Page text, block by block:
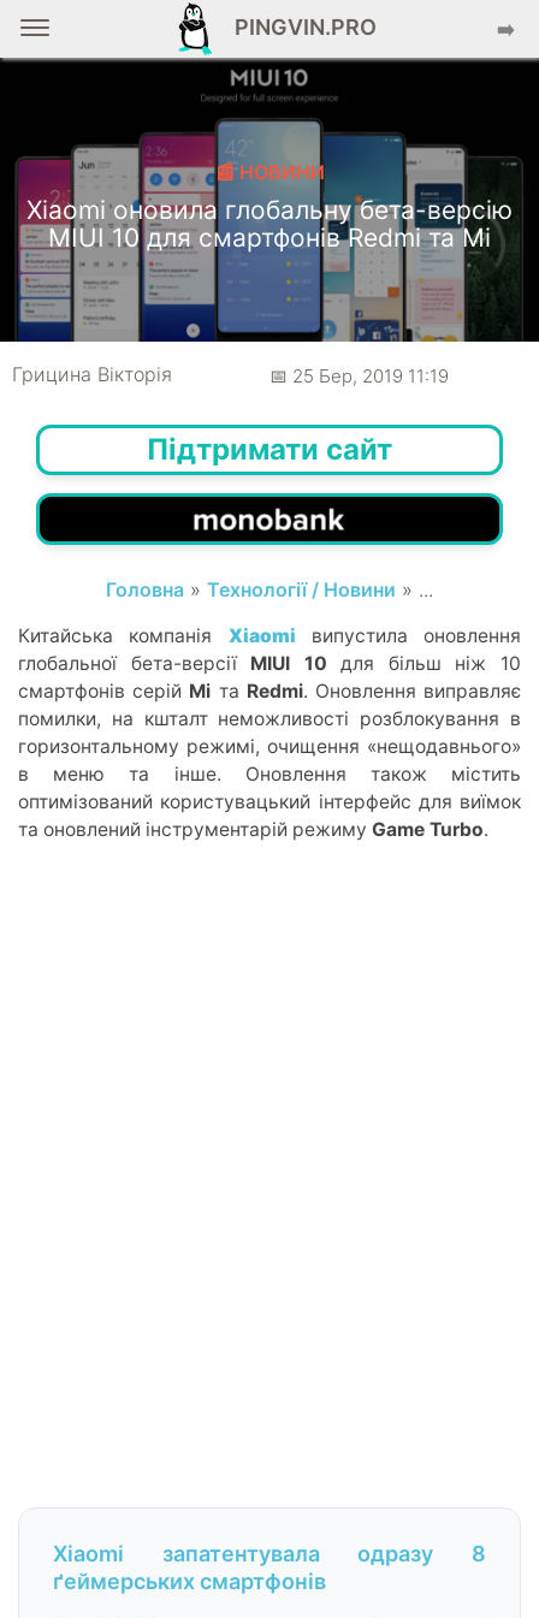
PINGVIN.PRO ➡️
📰 НОВИНИ
Xiaomi оновила глобальну бета-версію
MIUI 10 для смартфонів Redmi та Mi
Грицина Вікторія 📅 25 Бер, 2019 11:19
Підтримати сайт
Головна » Технології / Новини » ...
Китайська компанія Xiaomi випустила оновлення
глобальної бета-версії MIUI 10 для більш ніж 10
смартфонів серій Mi та Redmi. Оновлення виправляє
помилки, на кшталт неможливості розблокування в
горизонтальному режимі, очищення «нещодавнього»
в меню та інше. Оновлення також містить
оптимізований користувацький інтерфейс для виїмок
та оновлений інструментарій режиму Game Turbo.
Xiaomi запатентувала одразу 8
ґеймерських смартфонів